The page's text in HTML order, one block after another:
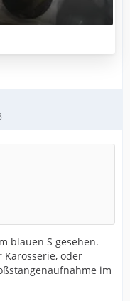
blauen S gesehen.
Karosserie, oder
im